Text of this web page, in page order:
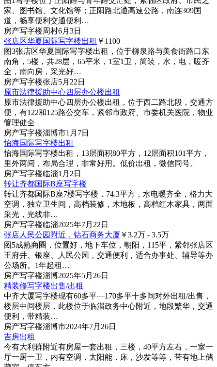
家、图书馆、文化馆等；正阳路北通高速公路，南连309国
道，畅享便利交通便利…
房产写字楼周村6月3日
张店区华夏国际写字楼出租 ￥1100
图3张店区华夏国际写字楼出租，位于柳泉路与美食街路口东
南角，5楼，共28层，65平米，1室1卫，简装，水，电，暖齐
全，南向房，采光好…
房产写字楼张店5月22日
原市法律援助中心四层办公楼出租
原市法律援助中心四层办公楼出租，位于西二路北段，交通方
便，有122和125路公交车，紧邻市政府、市委机关医院，物业
管理健全
房产写字楼淄博市1月7日
怡海国际写字楼出租
怡海国际写字楼出租，13层面积80平方，12层面积101平方，
里外两间，布局合理，非常好用。低价出租，微信同号。
房产写字楼临淄1月2日
转让齐都国际B座写字楼
转让齐都国际B座7楼写字楼，74.3平方，水电暖齐全，格力大
空调，独立卫生间，高档装修，木地板，高档红木家具，两面
采光，光线非…
房产写字楼临淄2025年7月22日
张店人民公园附近，钻石商务大厦 ￥3.2万 - 3.5万
图5成熟商圈，位置好，地下车位，朝阳，115平，紧邻张店区
王府井、银座、人民公园，交通便利，适合办事处、辅导等办
公场所。1年起租…
房产写字楼淄博2025年5月26日
精装修写字楼出售/出租
中齐大厦写字楼现有60多平—170多平十多间对外出租/出售，
楼层中间楼层，此楼位于临淄政务中心附近，地段繁华，交通
便利，带精装…
房产写字楼淄博市2024年7月26日
吉房出租
今有大利群附近有房屋一套出租，三楼，40平方左右，一室一
厅一厨一卫，内有空调，太阳能，床，沙发等等，带有地上储